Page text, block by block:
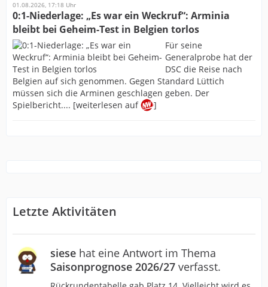
01.08.2026, 17:18 Uhr
0:1-Niederlage: „Es war ein Weckruf“: Arminia
bleibt bei Geheim-Test in Belgien torlos
Für seine
Generalprobe hat der
DSC die Reise nach
Belgien auf sich genommen. Gegen Standard Lüttich
müssen sich die Arminen geschlagen geben. Der
Spielbericht.... [weiterlesen auf
]
Letzte Aktivitäten
siese hat eine Antwort im Thema
Saisonprognose 2026/27 verfasst.